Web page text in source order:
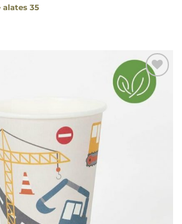
alates 35
Lisa
soovinimekirja